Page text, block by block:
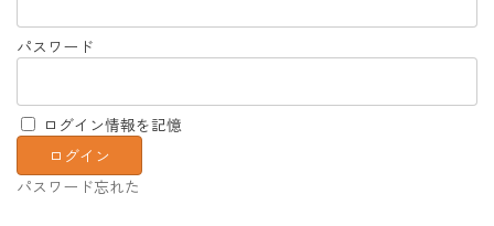
パスワード
ログイン情報を記憶
パスワード忘れた